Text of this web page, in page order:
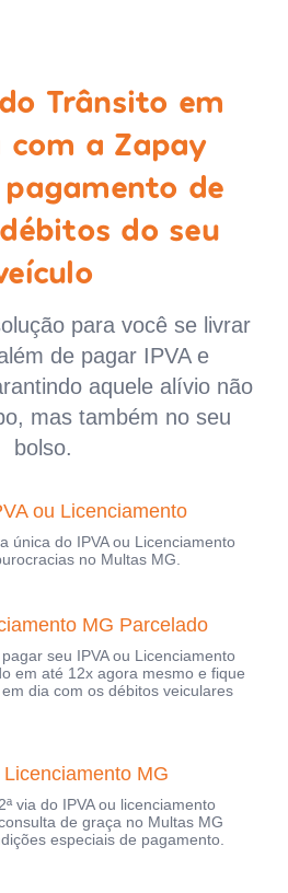
Trânsito em
com a Zapay
de
do seu
para você se livrar
de pagar IPVA e
aquele alívio não
mas também no seu
bolso.
ou Licenciamento
única do IPVA ou Licenciamento
no Multas MG.
MG Parcelado
seu IPVA ou Licenciamento
em até 12x agora mesmo e fique
dia com os débitos veiculares
Licenciamento MG
via do IPVA ou licenciamento
de graça no Multas MG
especiais de pagamento.